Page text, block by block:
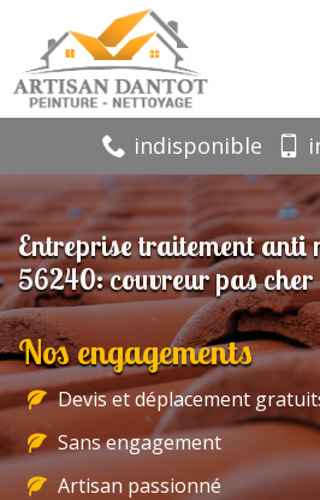
indisponible
Entreprise traitement anti
56240: couvreur pas cher
Nos engagements
Devis et déplacement
Sans engagement
Artisan passionné